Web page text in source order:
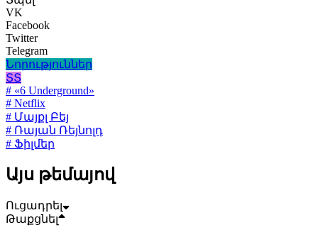
VK
Facebook
Twitter
Telegram
Նորություններ
ՏՏ
# «6 Underground»
# Netflix
# Մայքլ Բեյ
# Ռայան Ռեյնոլդ
# Ֆիլմեր
Այս թեմայով
Ուցադրել
Թաքցնել